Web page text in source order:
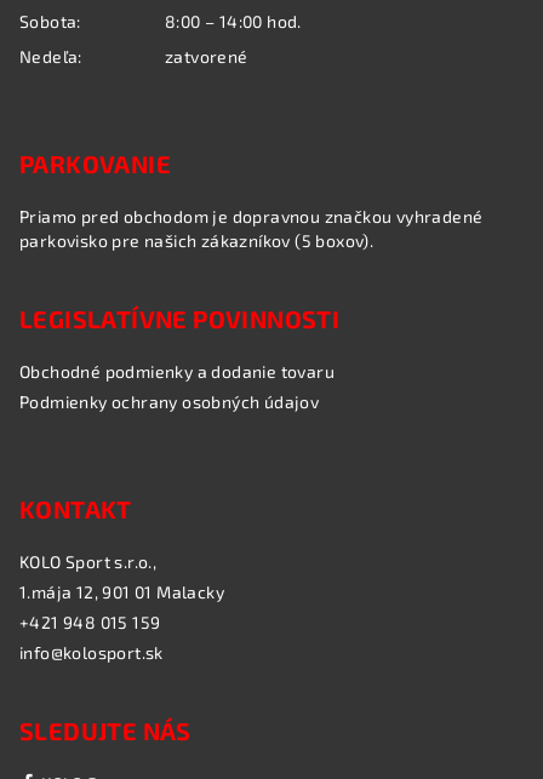
Sobota:
8:00 – 14:00 hod.
Nedeľa:
zatvorené
PARKOVANIE
Priamo pred obchodom je dopravnou značkou vyhradené
parkovisko pre našich zákazníkov (5 boxov).
LEGISLATÍVNE POVINNOSTI
Obchodné podmienky a dodanie tovaru
Podmienky ochrany osobných údajov
KONTAKT
KOLO Sport s.r.o.,
1.mája 12, 901 01 Malacky
+421 948 015 159
info@kolosport.sk
SLEDUJTE NÁS